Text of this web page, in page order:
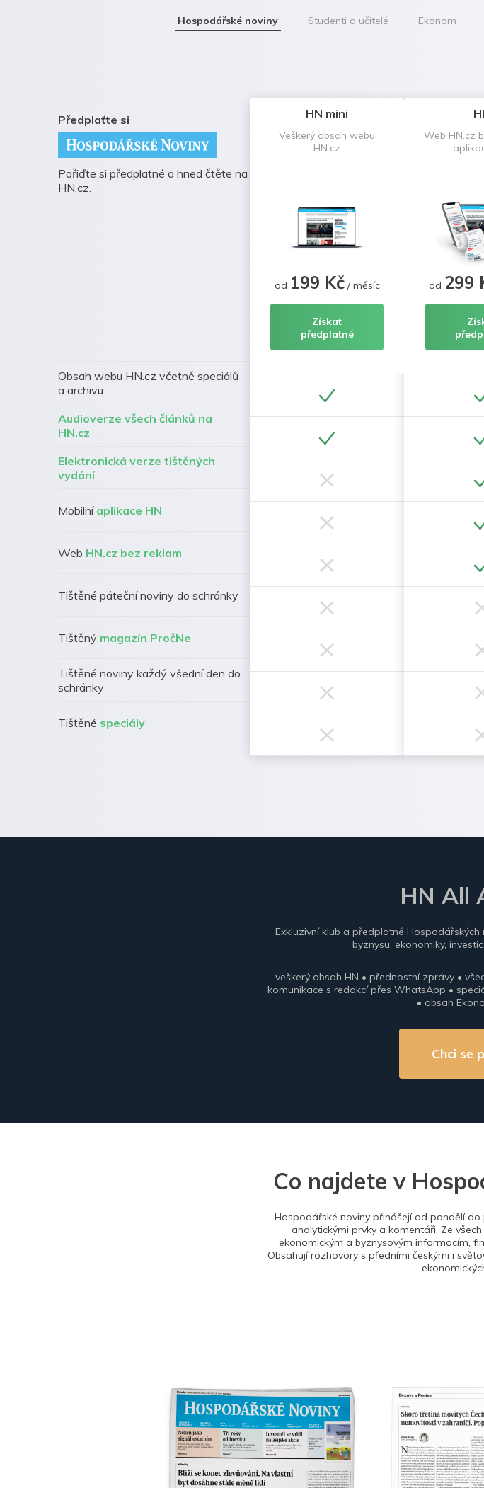
Hospodářské noviny Studenti a učitelé Ekonom
Předplaťte si
Pořiďte si předplatné a hned čtěte na
HN.cz.
Obsah webu HN.cz včetně speciálů
a archivu
Audioverze všech článků na
HN.cz
Elektronická verze tištěných
vydání
Mobilní aplikace HN
Web HN.cz bez reklam
Tištěné páteční noviny do schránky
Tištěný magazín PročNe
Tištěné noviny každý všední den do
schránky
Tištěné speciály
HN mini
Veškerý obsah webu
HN.cz
od 199 Kč/ měsíc
Získat
předplatné
Web HN.cz
od 299
HN All
Exkluzivní klub a předplatné
byznysu, ekonomiky,
veškerý obsah HN • přednostní zprávy •
komunikace s redakcí přes WhatsApp •
• obsah
Chci se
Co najdete v
Hospodářské noviny přinášejí od pondělí
analytickými prvky a komentáři. Ze
ekonomickým a byznysovým informacím,
Obsahují rozhovory s předními českými i